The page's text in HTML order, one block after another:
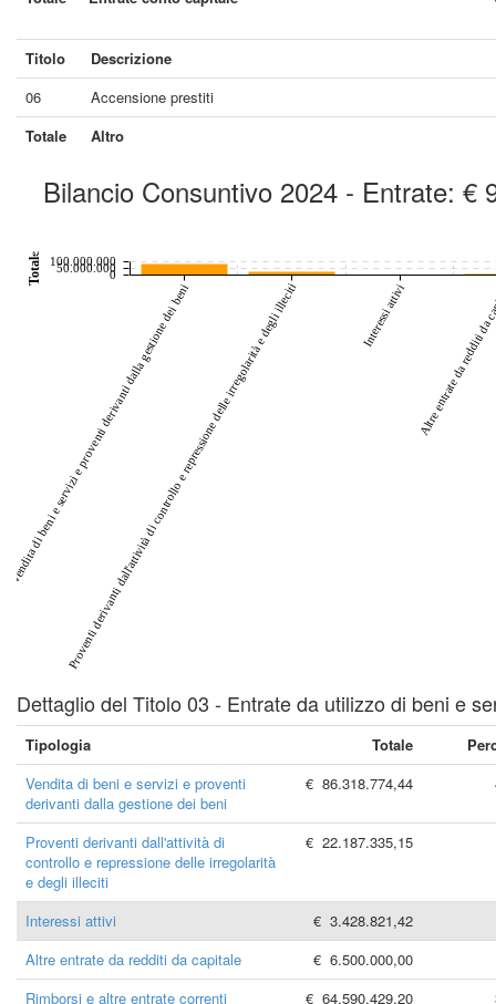
Titolo
Descrizione
06
Accensione prestiti
Totale
Altro
Bilancio Consuntivo 2024 - Entrate: €
Vendita di beni e servizi e proventi derivanti dalla gestione dei beni
Proventi derivanti dall'attività di controllo e repressione delle irregolarità e degli illeciti Interessi attivi Altre entrate
0
50.000.000
100.000.000
Totalechart by amcharts.com
Dettaglio del Titolo 03 - Entrate da utilizzo di beni e
Tipologia Totale
Vendita di beni e servizi e proventi
derivanti dalla gestione dei beni
€ 86.318.774,44
Proventi derivanti dall'attività di
controllo e repressione delle irregolarità
e degli illeciti
€ 22.187.335,15
Interessi attivi
€ 3.428.821,42
Altre entrate da redditi da capitale
€ 6.500.000,00
Rimborsi e altre entrate correnti
€ 64.590.429,20